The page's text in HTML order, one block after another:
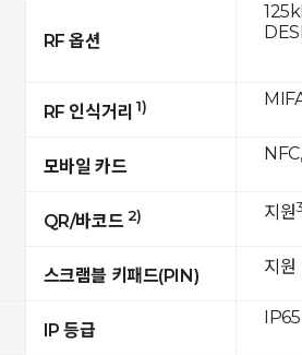
RF 옵션
RF 인식거리 1)
모바일 카드
QR/바코드 2)
스크램블 키패드(PIN)
IP 등급
지원
지원
IP65